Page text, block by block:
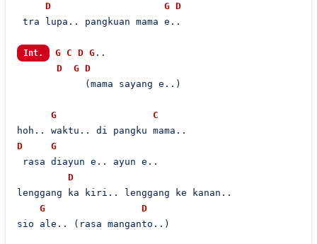
D
G D
tra lupa.. pangkuan mama e..
Int. G C D G..
D
G D
            (mama sayang e..)
G
C
D
G
rasa diayun e.. ayun e..
D
lenggang ka kiri.. lenggang ke kanan..
G
D
sio ale.. (rasa manganto..)